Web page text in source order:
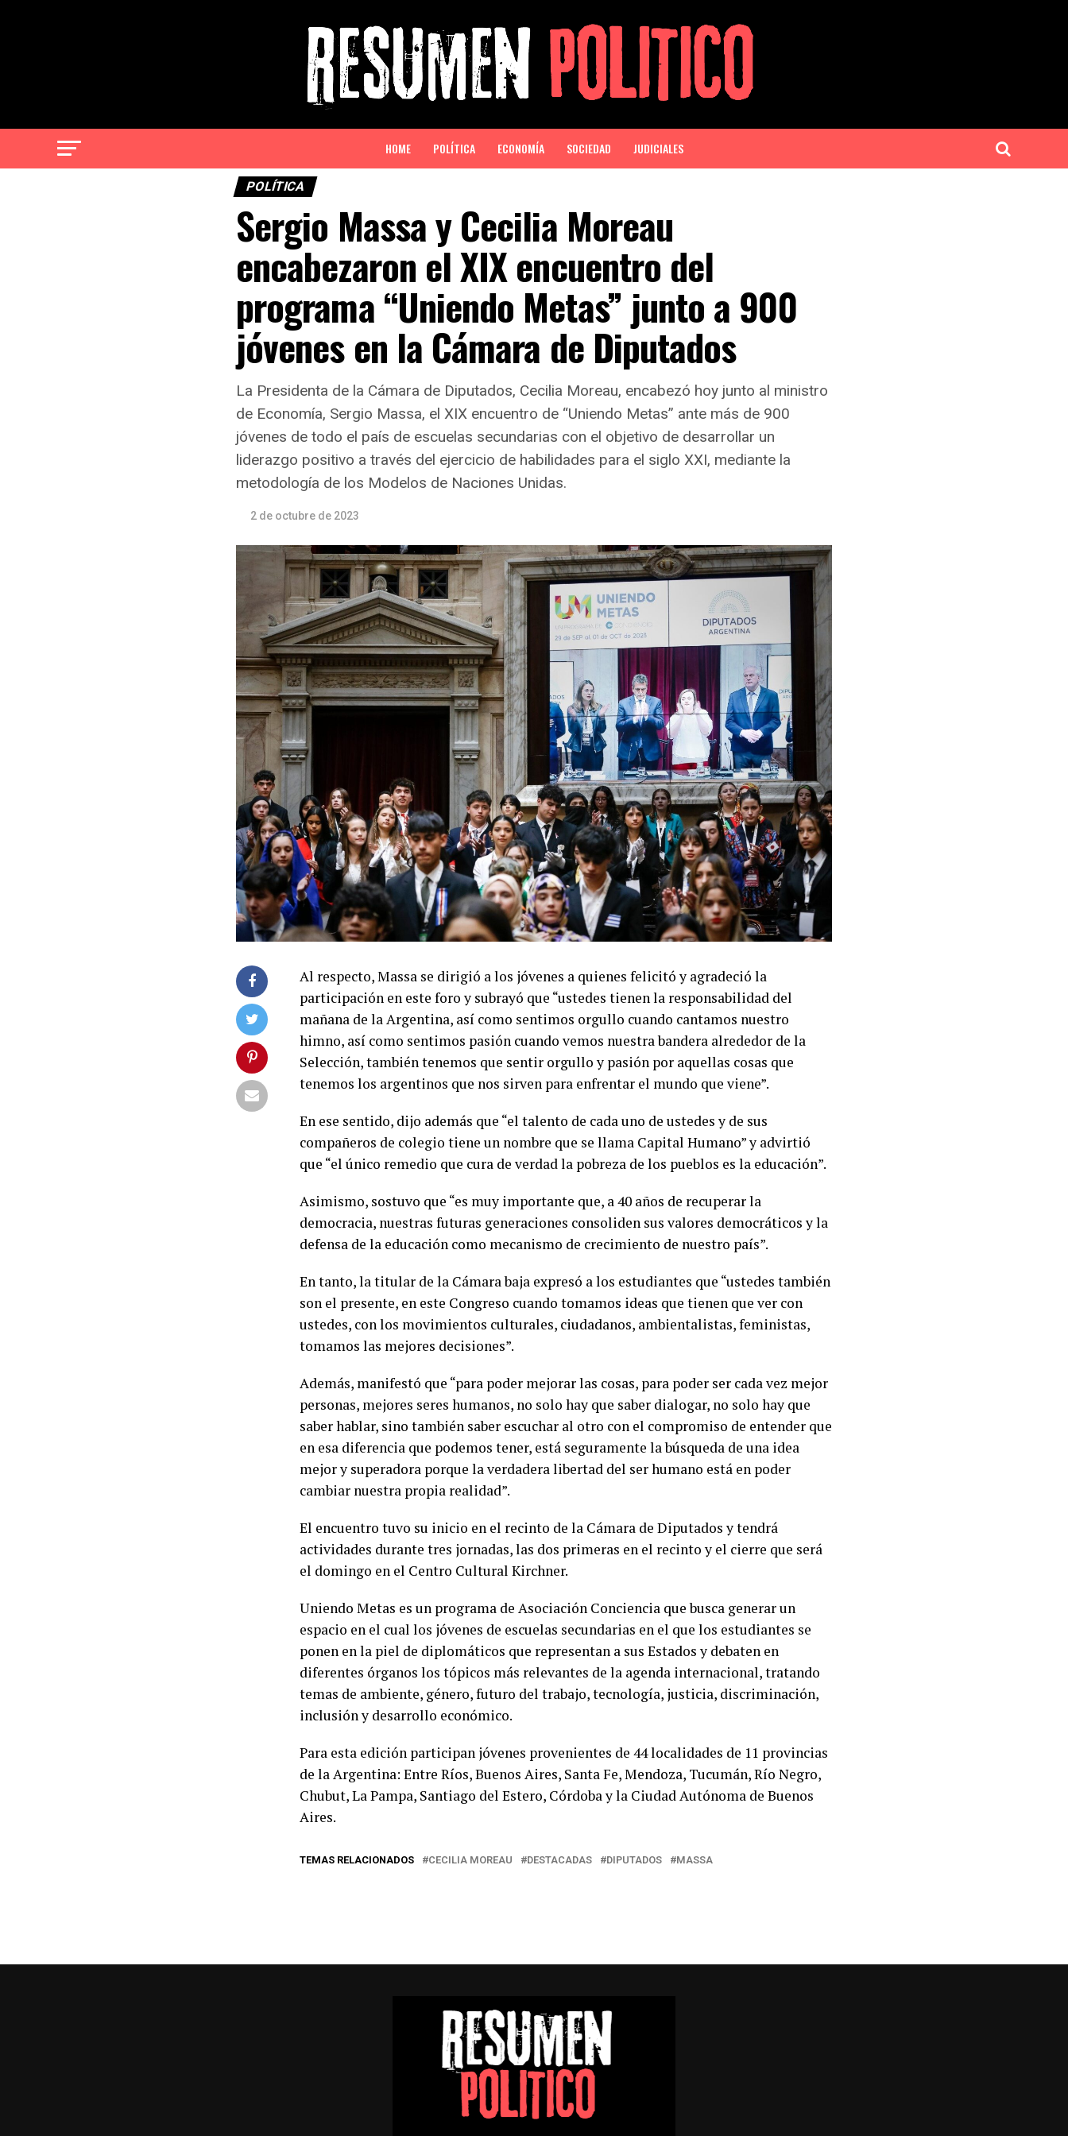
HOME POLÍTICA ECONOMÍA SOCIEDAD JUDICIALES
POLÍTICA
Sergio Massa y Cecilia Moreau
encabezaron el XIX encuentro del
programa “Uniendo Metas” junto a 900
jóvenes en la Cámara de Diputados
La Presidenta de la Cámara de Diputados, Cecilia Moreau, encabezó hoy junto al ministro
de Economía, Sergio Massa, el XIX encuentro de “Uniendo Metas” ante más de 900
jóvenes de todo el país de escuelas secundarias con el objetivo de desarrollar un
liderazgo positivo a través del ejercicio de habilidades para el siglo XXI, mediante la
metodología de los Modelos de Naciones Unidas.
2 de octubre de 2023
Al respecto, Massa se dirigió a los jóvenes a quienes felicitó y agradeció la
participación en este foro y subrayó que “ustedes tienen la responsabilidad del
mañana de la Argentina, así como sentimos orgullo cuando cantamos nuestro
himno, así como sentimos pasión cuando vemos nuestra bandera alrededor de la
Selección, también tenemos que sentir orgullo y pasión por aquellas cosas que
tenemos los argentinos que nos sirven para enfrentar el mundo que viene”.
En ese sentido, dijo además que “el talento de cada uno de ustedes y de sus
compañeros de colegio tiene un nombre que se llama Capital Humano” y advirtió
que “el único remedio que cura de verdad la pobreza de los pueblos es la educación”.
Asimismo, sostuvo que “es muy importante que, a 40 años de recuperar la
democracia, nuestras futuras generaciones consoliden sus valores democráticos y la
defensa de la educación como mecanismo de crecimiento de nuestro país”.
En tanto, la titular de la Cámara baja expresó a los estudiantes que “ustedes también
son el presente, en este Congreso cuando tomamos ideas que tienen que ver con
ustedes, con los movimientos culturales, ciudadanos, ambientalistas, feministas,
tomamos las mejores decisiones”.
Además, manifestó que “para poder mejorar las cosas, para poder ser cada vez mejor
personas, mejores seres humanos, no solo hay que saber dialogar, no solo hay que
saber hablar, sino también saber escuchar al otro con el compromiso de entender que
en esa diferencia que podemos tener, está seguramente la búsqueda de una idea
mejor y superadora porque la verdadera libertad del ser humano está en poder
cambiar nuestra propia realidad”.
El encuentro tuvo su inicio en el recinto de la Cámara de Diputados y tendrá
actividades durante tres jornadas, las dos primeras en el recinto y el cierre que será
el domingo en el Centro Cultural Kirchner.
Uniendo Metas es un programa de Asociación Conciencia que busca generar un
espacio en el cual los jóvenes de escuelas secundarias en el que los estudiantes se
ponen en la piel de diplomáticos que representan a sus Estados y debaten en
diferentes órganos los tópicos más relevantes de la agenda internacional, tratando
temas de ambiente, género, futuro del trabajo, tecnología, justicia, discriminación,
inclusión y desarrollo económico.
Para esta edición participan jóvenes provenientes de 44 localidades de 11 provincias
de la Argentina: Entre Ríos, Buenos Aires, Santa Fe, Mendoza, Tucumán, Río Negro,
Chubut, La Pampa, Santiago del Estero, Córdoba y la Ciudad Autónoma de Buenos
Aires.
TEMAS RELACIONADOS CECILIA MOREAU DESTACADAS DIPUTADOS MASSA